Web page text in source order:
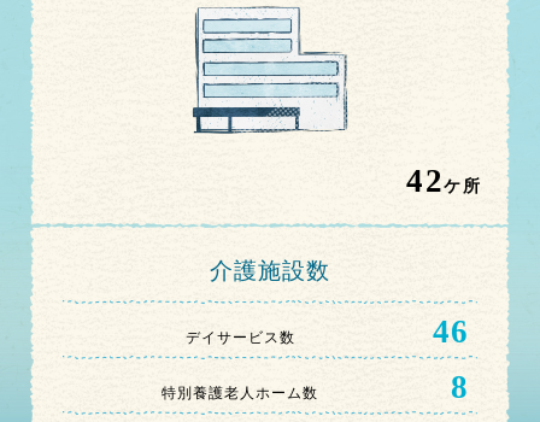
42ケ所
介護施設数
デイサービス数 46
特別養護老人ホーム数 8